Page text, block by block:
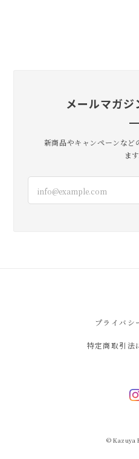
メールマガジ
新商品やキャンペーンなど
ます
プライバシ
特定商取引法
© Kazuya